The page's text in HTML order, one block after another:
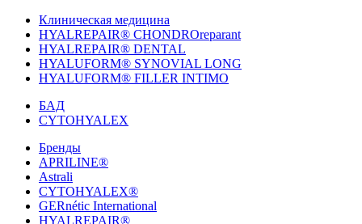
Клиническая медицина
HYALREPAIR® CHONDROreparant
HYALREPAIR® DENTAL
HYALUFORM® SYNOVIAL LONG
HYALUFORM® FILLER INTIMO
БАД
CYTOHYALEX
Бренды
APRILINE®
Astrali
CYTOHYALEX®
GERnétic International
HYALREPAIR®